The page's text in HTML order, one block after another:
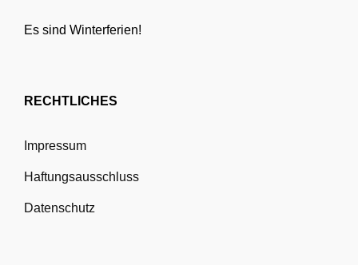
Es sind Winterferien!
RECHTLICHES
Impressum
Haftungsausschluss
Datenschutz